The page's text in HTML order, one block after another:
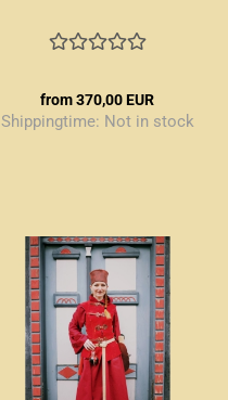
from 370,00 EUR
Shippingtime: Not in stock